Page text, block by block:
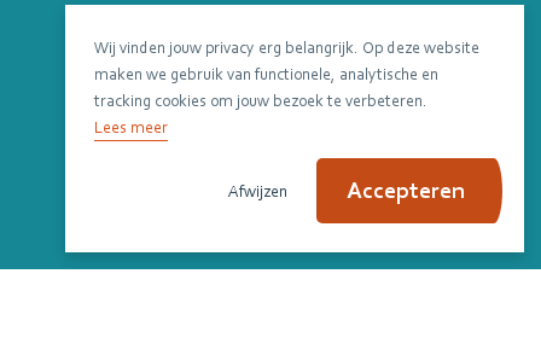
Wij vinden jouw privacy erg belangrijk. Op deze website
maken we gebruik van functionele, analytische en
tracking cookies om jouw bezoek te verbeteren.
Lees meer
Afwijzen
Accepteren